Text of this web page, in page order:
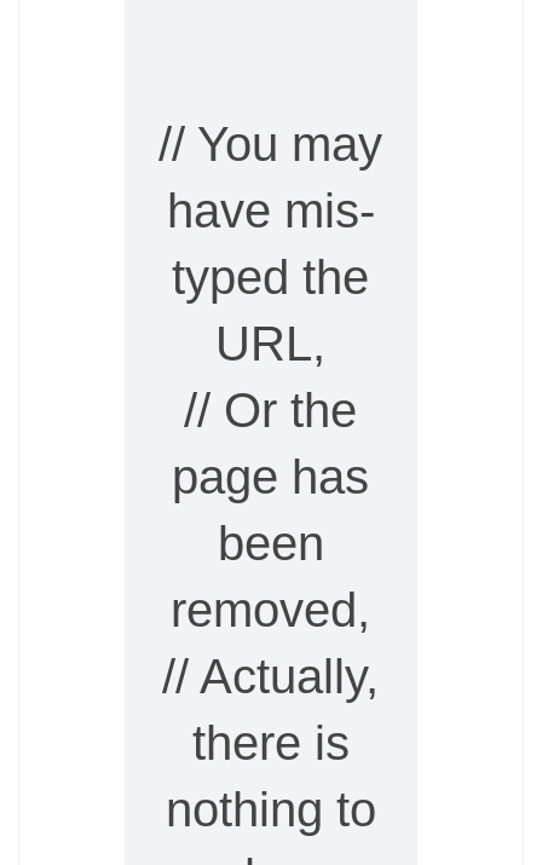
// You may
have mis-
typed the
URL,
// Or the
page has
been
removed,
// Actually,
there is
nothing to